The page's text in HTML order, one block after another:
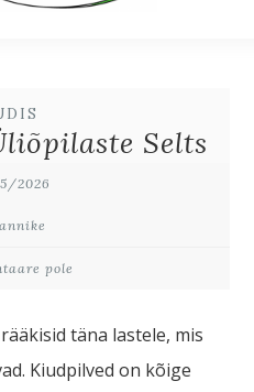
Selts
2026
pole
täna lastele, mis
Kiudpilved on kõige